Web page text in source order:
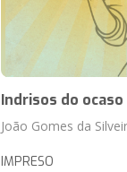
Indrisos do ocaso
João Gomes da
IMPRESO